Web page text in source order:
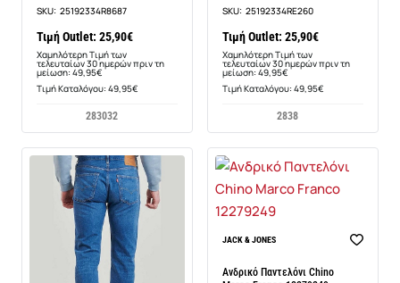
SKU: 25192334R8687
Τιμή Outlet: 25,90€
Χαμηλότερη Τιμή των
τελευταίων 30 ημερών πριν τη
μείωση: 49,95€
Τιμή Καταλόγου: 49,95€
283032
SKU: 25192334RE260
Τιμή Outlet: 25,90€
Χαμηλότερη Τιμή των
τελευταίων 30 ημερών πριν τη
μείωση: 49,95€
Τιμή Καταλόγου: 49,95€
2838
JACK & JONES
Ανδρικό Παντελόνι Chino